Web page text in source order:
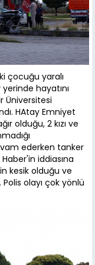
çocuğu yaralı
hayatını
Üniversitesi
HAtay Emniyet
olduğu, 2 kızı ve
ederken tanker
iddiasına
kesik olduğu ve
Polis olayı çok yönlü